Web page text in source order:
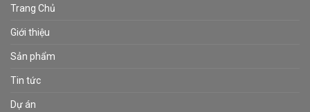
Trang Chủ
Giới thiệu
Sản phẩm
Tin tức
Dự án